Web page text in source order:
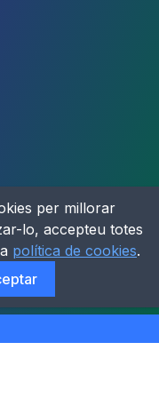
per millorar
lo, accepteu totes
política de cookies.